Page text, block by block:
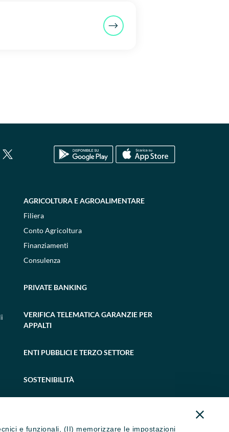
e funzionali, (II) memorizzare le impostazioni
AGRICOLTURA E AGROALIMENTARE
Filiera
Conto Agricoltura
Finanziamenti
Consulenza
PRIVATE BANKING
VERIFICA TELEMATICA GARANZIE PER
APPALTI
ENTI PUBBLICI E TERZO SETTORE
SOSTENIBILITÀ